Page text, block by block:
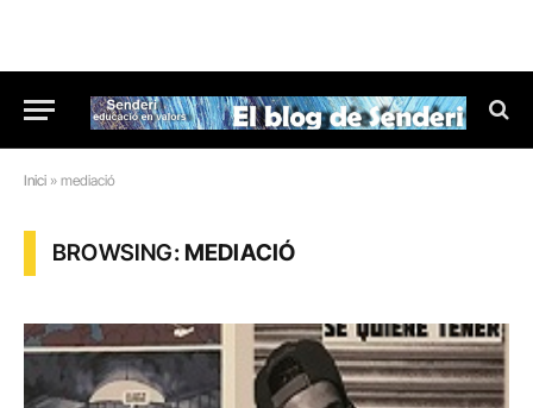
Inici » mediació
BROWSING:MEDIACIÓ